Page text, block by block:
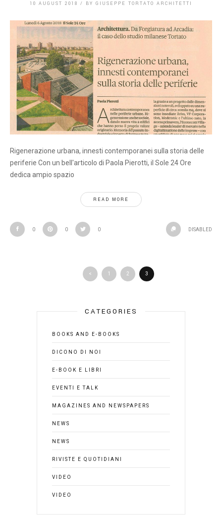
10 AUGUST 2018 / BY GIUSEPPE TORTATO ARCHITETTI
Rigenerazione urbana, innesti contemporanei sulla storia delle
periferie Con un bell'articolo di Paola Pierotti, il Sole 24 Ore
dedica ampio spazio
READ MORE
0 0 0 DISABLED
< 1 2 3
CATEGORIES
BOOKS AND E-BOOKS
DICONO DI NOI
E-BOOK E LIBRI
EVENTI E TALK
MAGAZINES AND NEWSPAPERS
NEWS
NEWS
RIVISTE E QUOTIDIANI
VIDEO
VIDEO